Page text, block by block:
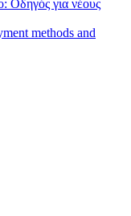
Οδηγός για νέους
methods and